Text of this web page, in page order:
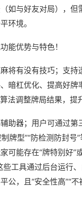
如与好友对局），但
环境。
能优势与特色！
将有没有技巧；支持
暗杠优化、提高好牌
法调整牌局结果，提
助器；用户可通过第
制牌型”“防检测防封号
可能存在“牌特别好”
些工具通过后台运行
公，且“安全性高”“不